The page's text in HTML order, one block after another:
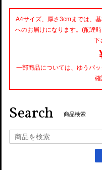
A4サイズ、厚さ3cmまでは、
へのお届けになります。(配達
一部商品については、ゆうパ
確
Search 商品検索